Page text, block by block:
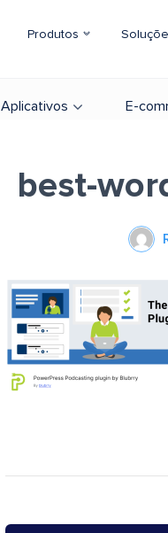
Produtos
Aplicativos E-
best-